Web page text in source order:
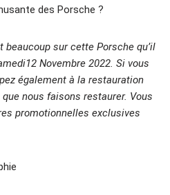
des Porsche ?
beaucoup sur cette Porsche qu’il
Novembre 2022. Si vous
également à la restauration
nous faisons restaurer. Vous
promotionnelles exclusives